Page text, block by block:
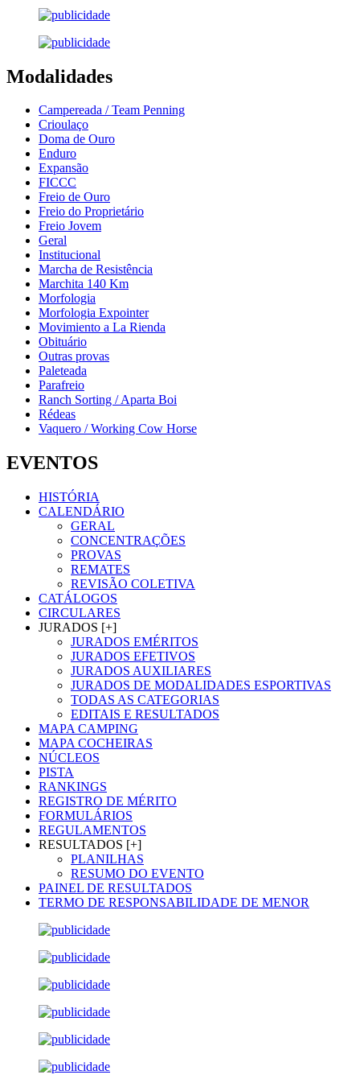
Modalidades
Campereada / Team Penning
Crioulaço
Doma de Ouro
Enduro
Expansão
FICCC
Freio de Ouro
Freio do Proprietário
Freio Jovem
Geral
Institucional
Marcha de Resistência
Marchita 140 Km
Morfologia
Morfologia Expointer
Movimiento a La Rienda
Obituário
Outras provas
Paleteada
Parafreio
Ranch Sorting / Aparta Boi
Rédeas
Vaquero / Working Cow Horse
EVENTOS
HISTÓRIA
CALENDÁRIO
GERAL
CONCENTRAÇÕES
PROVAS
REMATES
REVISÃO COLETIVA
CATÁLOGOS
CIRCULARES
JURADOS [+]
JURADOS EMÉRITOS
JURADOS EFETIVOS
JURADOS AUXILIARES
JURADOS DE MODALIDADES ESPORTIVAS
TODAS AS CATEGORIAS
EDITAIS E RESULTADOS
MAPA CAMPING
MAPA COCHEIRAS
NÚCLEOS
PISTA
RANKINGS
REGISTRO DE MÉRITO
FORMULÁRIOS
REGULAMENTOS
RESULTADOS [+]
PLANILHAS
RESUMO DO EVENTO
PAINEL DE RESULTADOS
TERMO DE RESPONSABILIDADE DE MENOR